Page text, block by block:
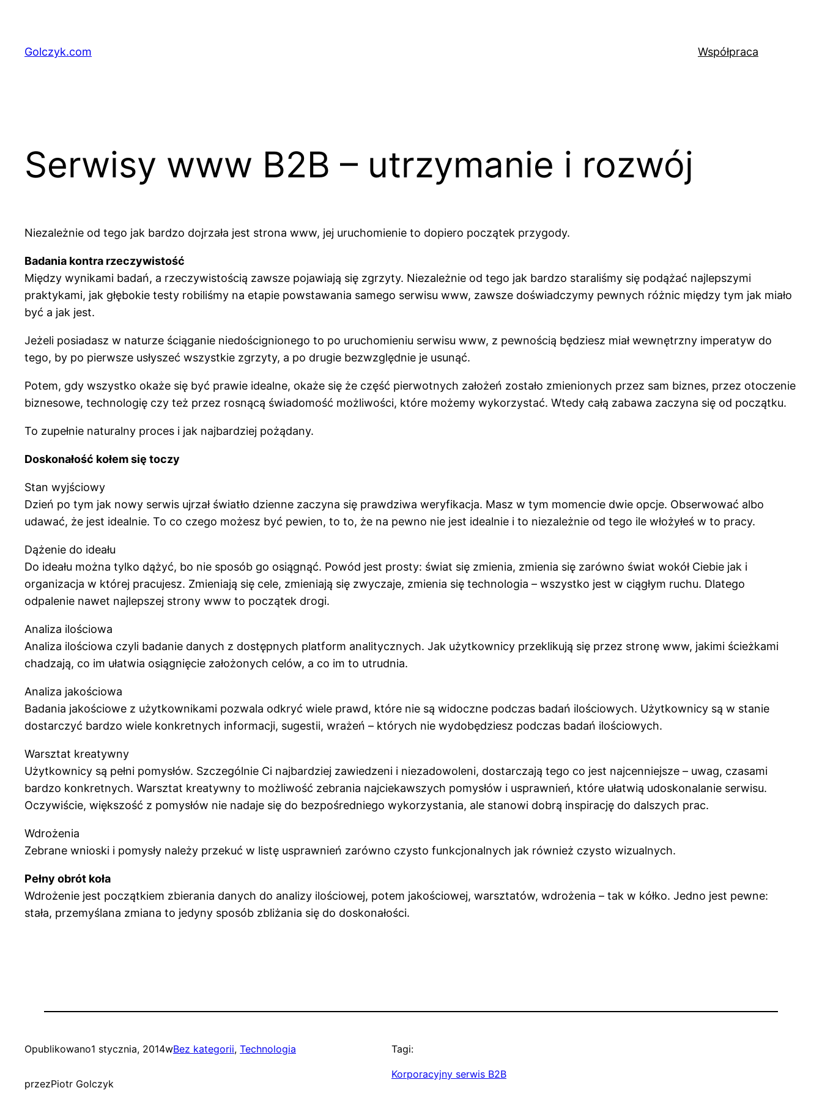
treściGolczyk.com Współpraca
Serwisy www B2B – utrzymanie i rozwój
Niezależnie od tego jak bardzo dojrzała jest strona www, jej uruchomienie to dopiero początek przygody.
Badania kontra rzeczywistość
Między wynikami badań, a rzeczywistością zawsze pojawiają się zgrzyty. Niezależnie od tego jak bardzo staraliśmy się podążać najlepszymi
praktykami, jak głębokie testy robiliśmy na etapie powstawania samego serwisu www, zawsze doświadczymy pewnych różnic między tym jak miało
być a jak jest.
Jeżeli posiadasz w naturze ściąganie niedoścignionego to po uruchomieniu serwisu www, z pewnością będziesz miał wewnętrzny imperatyw do
tego, by po pierwsze usłyszeć wszystkie zgrzyty, a po drugie bezwzględnie je usunąć.
Potem, gdy wszystko okaże się być prawie idealne, okaże się że część pierwotnych założeń zostało zmienionych przez sam biznes, przez otoczenie
biznesowe, technologię czy też przez rosnącą świadomość możliwości, które możemy wykorzystać. Wtedy całą zabawa zaczyna się od początku.
To zupełnie naturalny proces i jak najbardziej pożądany.
Doskonałość kołem się toczy
Stan wyjściowy
Dzień po tym jak nowy serwis ujrzał światło dzienne zaczyna się prawdziwa weryfikacja. Masz w tym momencie dwie opcje. Obserwować albo
udawać, że jest idealnie. To co czego możesz być pewien, to to, że na pewno nie jest idealnie i to niezależnie od tego ile włożyłeś w to pracy.
Dążenie do ideału
Do ideału można tylko dążyć, bo nie sposób go osiągnąć. Powód jest prosty: świat się zmienia, zmienia się zarówno świat wokół Ciebie jak i
organizacja w której pracujesz. Zmieniają się cele, zmieniają się zwyczaje, zmienia się technologia – wszystko jest w ciągłym ruchu. Dlatego
odpalenie nawet najlepszej strony www to początek drogi.
Analiza ilościowa
Analiza ilościowa czyli badanie danych z dostępnych platform analitycznych. Jak użytkownicy przeklikują się przez stronę www, jakimi ścieżkami
chadzają, co im ułatwia osiągnięcie założonych celów, a co im to utrudnia.
Analiza jakościowa
Badania jakościowe z użytkownikami pozwala odkryć wiele prawd, które nie są widoczne podczas badań ilościowych. Użytkownicy są w stanie
dostarczyć bardzo wiele konkretnych informacji, sugestii, wrażeń – których nie wydobędziesz podczas badań ilościowych.
Warsztat kreatywny
Użytkownicy są pełni pomysłów. Szczególnie Ci najbardziej zawiedzeni i niezadowoleni, dostarczają tego co jest najcenniejsze – uwag, czasami
bardzo konkretnych. Warsztat kreatywny to możliwość zebrania najciekawszych pomysłów i usprawnień, które ułatwią udoskonalanie serwisu.
Oczywiście, większość z pomysłów nie nadaje się do bezpośredniego wykorzystania, ale stanowi dobrą inspirację do dalszych prac.
Wdrożenia
Zebrane wnioski i pomysły należy przekuć w listę usprawnień zarówno czysto funkcjonalnych jak również czysto wizualnych.
Pełny obrót koła
Wdrożenie jest początkiem zbierania danych do analizy ilościowej, potem jakościowej, warsztatów, wdrożenia – tak w kółko. Jedno jest pewne:
stała, przemyślana zmiana to jedyny sposób zbliżania się do doskonałości.
Opublikowano1 stycznia, 2014wBez kategorii, Technologia
przezPiotr Golczyk
Tagi:
Korporacyjny serwis B2B